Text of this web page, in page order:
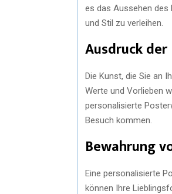
es das Aussehen des
und Stil zu verleihen.
Ausdruck
Die Kunst, die Sie an
Werte und Vorlieben
personalisierte
Besuch kommen.
Bewahrung
Eine personalisierte
können Ihre